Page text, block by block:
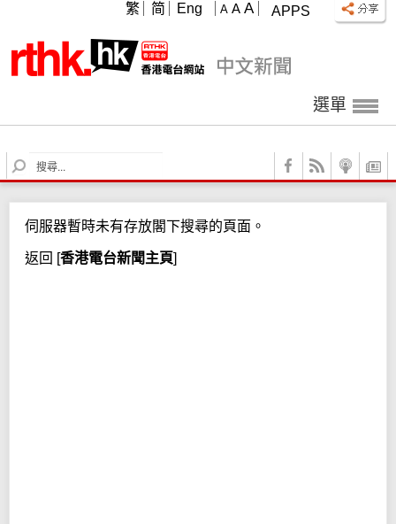
APPS
A A A
繁 简 Eng
選單
S
e
c
h
伺服器暫時未有存放閣下搜尋的頁面。
返回 [香港電台新聞主頁]